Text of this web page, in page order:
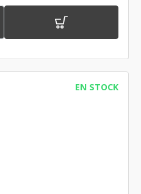
EN STOCK